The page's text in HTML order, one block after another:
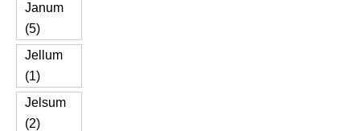
Janum
(5)
Jellum
(1)
Jelsum
(2)